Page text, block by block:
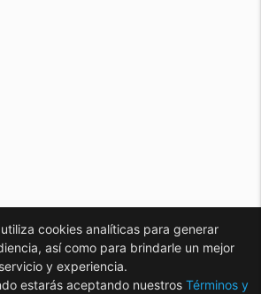
cookies analíticas para generar
así como para brindarle un mejor
servicio y experiencia.
estarás aceptando nuestros Términos y